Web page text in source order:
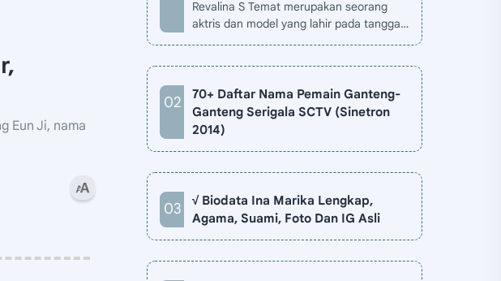
Eun Ji, nama
Revalina S Temat merupakan seorang
aktris dan model yang lahir pada tanggal
70+ Daftar Nama Pemain Ganteng-
Ganteng Serigala SCTV (Sinetron
2014)
√ Biodata Ina Marika Lengkap,
Agama, Suami, Foto Dan IG Asli